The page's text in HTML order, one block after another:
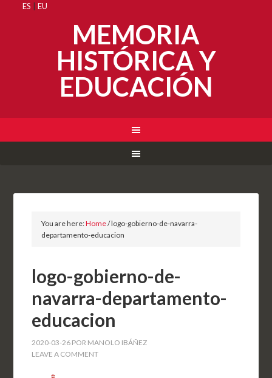
ES EU
MEMORIA
HISTÓRICA Y
EDUCACIÓN
You are here:Home/logo-gobierno-de-navarra-
departamento-educacion
logo-gobierno-de-
navarra-departamento-
educacion
2020-03-26 POR MANOLO IBÁÑEZ
LEAVE A COMMENT